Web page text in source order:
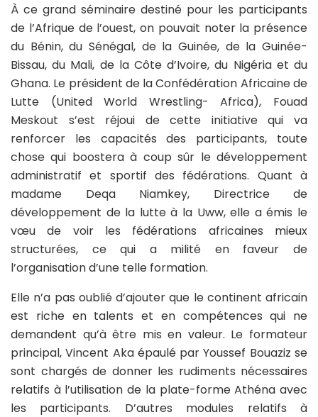
À ce grand séminaire destiné pour les participants
de l’Afrique de l’ouest, on pouvait noter la présence
du Bénin, du Sénégal, de la Guinée, de la Guinée-
Bissau, du Mali, de la Côte d’Ivoire, du Nigéria et du
Ghana. Le président de la Confédération Africaine de
Lutte (United World Wrestling- Africa), Fouad
Meskout s’est réjoui de cette initiative qui va
renforcer les capacités des participants, toute
chose qui boostera à coup sûr le développement
administratif et sportif des fédérations. Quant à
madame Deqa Niamkey, Directrice de
développement de la lutte à la Uww, elle a émis le
vœu de voir les fédérations africaines mieux
structurées, ce qui a milité en faveur de
l’organisation d’une telle formation.
Elle n’a pas oublié d’ajouter que le continent africain
est riche en talents et en compétences qui ne
demandent qu’à être mis en valeur. Le formateur
principal, Vincent Aka épaulé par Youssef Bouaziz se
sont chargés de donner les rudiments nécessaires
relatifs à l’utilisation de la plate-forme Athéna avec
les participants. D’autres modules relatifs à